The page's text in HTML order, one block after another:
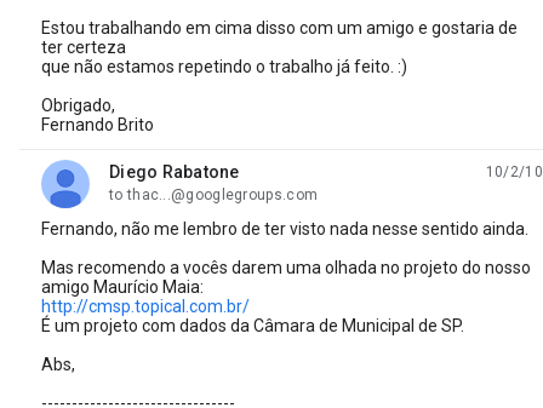
Estou trabalhando em cima disso com um amigo e gostaria de
ter certeza
que não estamos repetindo o trabalho já feito. :)
Obrigado,
Fernando Brito
Diego Rabatone
unread,
10/2/10
to thac...@googlegroups.com
Fernando, não me lembro de ter visto nada nesse sentido ainda.
Mas recomendo a vocês darem uma olhada no projeto do nosso
amigo Maurício Maia:
http://cmsp.topical.com.br/
É um projeto com dados da Câmara de Municipal de SP.
Abs,
--------------------------------